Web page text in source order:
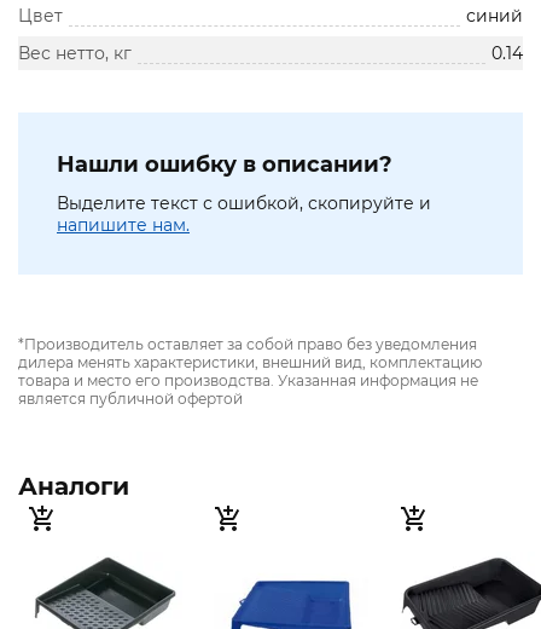
Цвет
синий
Вес нетто, кг
0.14
Нашли ошибку в описании?
Выделите текст с ошибкой, скопируйте и
напишите нам.
*Производитель оставляет за собой право без уведомления
дилера менять характеристики, внешний вид, комплектацию
товара и место его производства. Указанная информация не
является публичной офертой
Аналоги